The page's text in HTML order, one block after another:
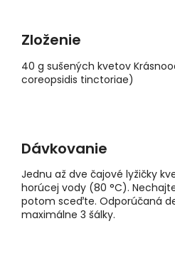
Zloženie
40 g sušených kvetov
coreopsidis tinctoriae)
Dávkovanie
Jednu až dve čajové lyžičky
horúcej vody (80 °C).
potom sceďte. Odporúčaná
maximálne 3 šálky.